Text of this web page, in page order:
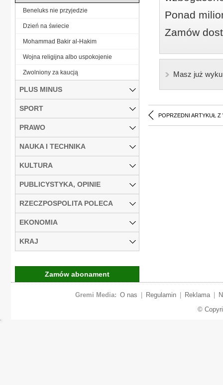
Ponad
Zamów
Masz już
POPRZEDNI ARTYKUŁ Z
Beneluks nie przyjedzie
Dzień na świecie
Mohammad Bakir al-Hakim
Wojna religijna albo uspokojenie
Zwolniony za kaucją
PLUS MINUS
SPORT
PRAWO
NAUKA I TECHNIKA
KULTURA
PUBLICYSTYKA, OPINIE
RZECZPOSPOLITA POLECA
EKONOMIA
KRAJ
Zamów abonament
Gremi Media: O nas Regulamin Reklama
©